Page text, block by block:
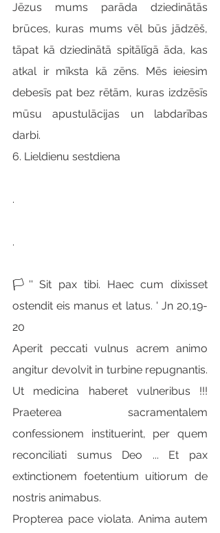
Jēzus mums parāda dziedinātās
brūces, kuras mums vēl būs jādzēš,
tāpat kā dziedinātā spitālīgā āda, kas
atkal ir mīksta kā zēns. Mēs ieiesim
debesīs pat bez rētām, kuras izdzēsīs
mūsu apustulācijas un labdarības
darbi.
6. Lieldienu sestdiena
.
.
🏳'' Sit pax tibi. Haec cum dixisset
ostendit eis manus et latus. ' Jn 20,19-
20
Aperit peccati vulnus acrem animo
angitur devolvit in turbine repugnantis.
Ut medicina haberet vulneribus !!!
Praeterea sacramentalem
confessionem instituerint, per quem
reconciliati sumus Deo ... Et pax
extinctionem foetentium uitiorum de
nostris animabus.
Propterea pace violata. Anima autem